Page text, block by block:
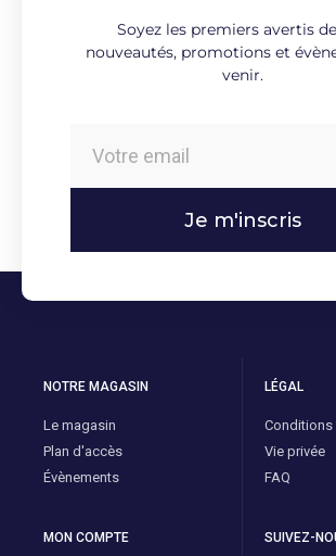
Soyez les premiers avertis
nouveautés, promotions et
venir.
Je m'inscris
NOTRE MAGASIN
Le magasin
Plan d'accès
Évènements
LÉGAL
Conditions
Vie privée
FAQ
MON COMPTE SUIVEZ-